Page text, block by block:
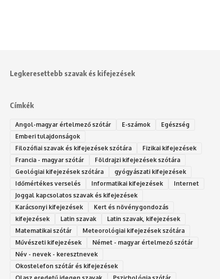
Legkeresettebb szavak és kifejezések
Címkék
Angol-magyar értelmező szótár E-számok
Egészség
Emberi tulajdonságok
Filozófiai szavak és kifejezések szótára
Fizikai kifejezések
Francia - magyar szótár
Földrajzi kifejezések szótára
Geológiai kifejezések szótára
gyógyászati kifejezések
Időmértékes verselés
Informatikai kifejezések
Internet
Joggal kapcsolatos szavak és kifejezések
Karácsonyi kifejezések
Kert és növénygondozás
kifejezések
Latin szavak
Latin szavak, kifejezések
Matematikai szótár
Meteorológiai kifejezések szótára
Művészeti kifejezések
Német - magyar értelmező szótár
Név - nevek - keresztnevek
Okostelefon szótár és kifejezések